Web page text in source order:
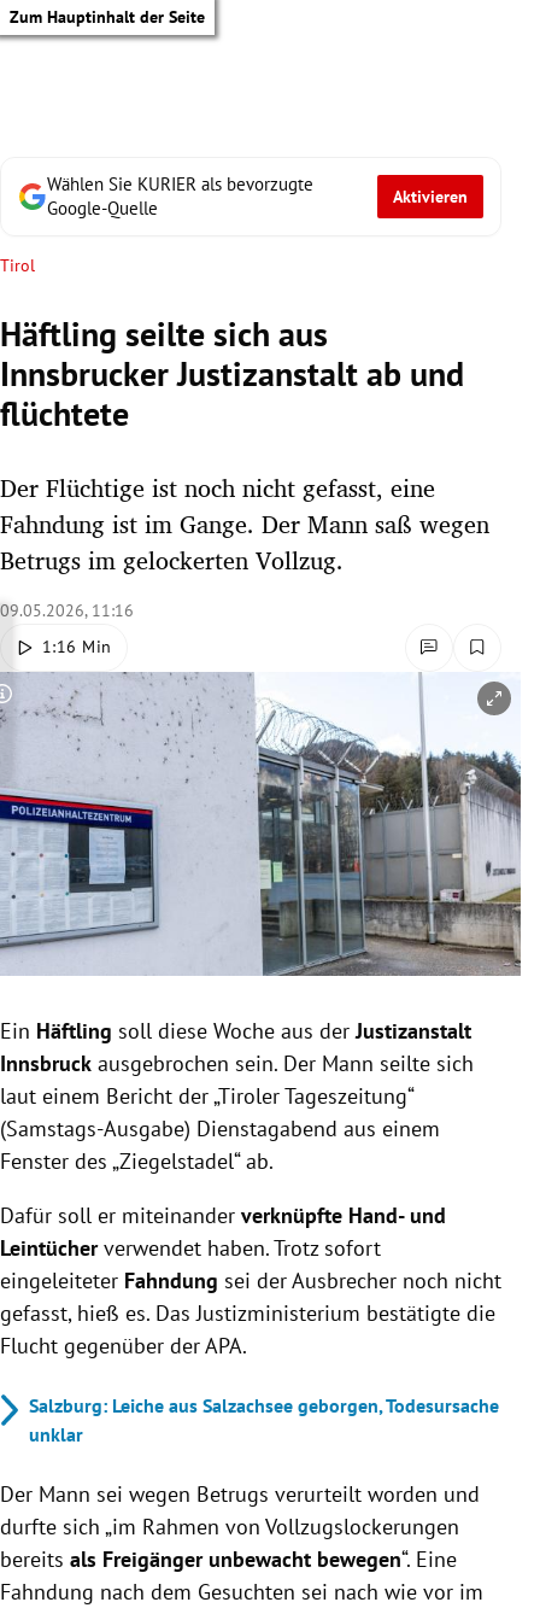
Zum Hauptinhalt der Seite
Untermenü
Untermenü
Untermenü
Untermenü
Untermenü
Untermenü
Untermenü
Untermenü
Untermenü
Wählen Sie KURIER als bevorzugte
Google-Quelle
Aktivieren
Tirol
Häftling seilte sich aus
Innsbrucker Justizanstalt ab und
flüchtete
Der Flüchtige ist noch nicht gefasst, eine
Fahndung ist im Gange. Der Mann saß wegen
Betrugs im gelockerten Vollzug.
09.05.2026, 11:16
1:16 Min
Copyright-Hinweis öffnen/schließen
Ein Häftling soll diese Woche aus derJustizanstalt
Innsbruck ausgebrochen sein. Der Mann seilte sich
laut einem Bericht der „Tiroler Tageszeitung“
(Samstags-Ausgabe) Dienstagabend aus einem
Fenster des „Ziegelstadel“ ab.
Dafür soll er miteinander verknüpfte Hand- und
Leintücherverwendet haben. Trotz sofort
eingeleiteter Fahndung sei der Ausbrecher noch nicht
gefasst, hieß es. Das Justizministerium bestätigte die
Flucht gegenüber der APA.
Salzburg: Leiche aus Salzachsee geborgen, Todesursache
unklar
Der Mann sei wegen Betrugs verurteilt worden und
durfte sich „im Rahmen von Vollzugslockerungen
bereits als Freigänger unbewacht bewegen“. Eine
Fahndung nach dem Gesuchten sei nach wie vor im